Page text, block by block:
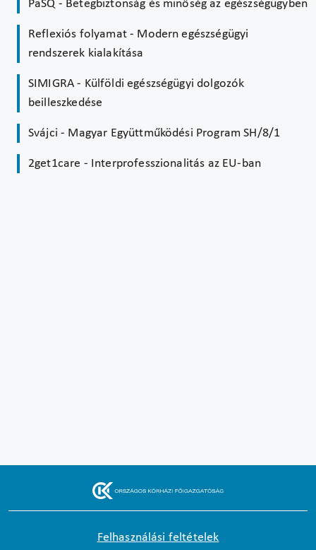
PaSQ - Betegbiztonság és minőség az egészségügyben
Reflexiós folyamat - Modern egészségügyi
rendszerek kialakítása
SIMIGRA - Külföldi egészségügyi dolgozók
beilleszkedése
Svájci - Magyar Együttműködési Program SH/8/1
2get1care - Interprofesszionalitás az EU-ban
Felhasználási feltételek